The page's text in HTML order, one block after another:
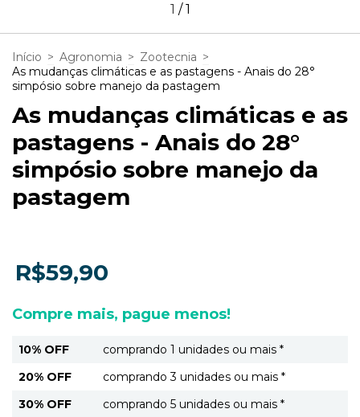
1 /1
Início > Agronomia > Zootecnia >
As mudanças climáticas e as pastagens - Anais do 28°
simpósio sobre manejo da pastagem
As mudanças climáticas e as
pastagens - Anais do 28°
simpósio sobre manejo da
pastagem
R$59,90
Compre mais, pague menos!
10% OFF
comprando 1 unidades ou mais *
20% OFF
comprando 3 unidades ou mais *
30% OFF
comprando 5 unidades ou mais *